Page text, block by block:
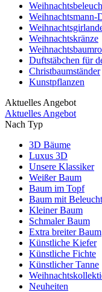
Weihnachtsmann-
Weihnachtskränze
Duftstäbchen für
Christbaumständer
Kunstpflanzen
Aktuelles Angebot
Aktuelles Angebot
Nach Typ
3D Bäume
Luxus 3D
Unsere Klassiker
Weißer Baum
Baum im Topf
Baum mit
Kleiner Baum
Schmaler Baum
Extra breiter Baum
Künstliche Kiefer
Künstliche Fichte
Künstlicher Tanne
Neuheiten